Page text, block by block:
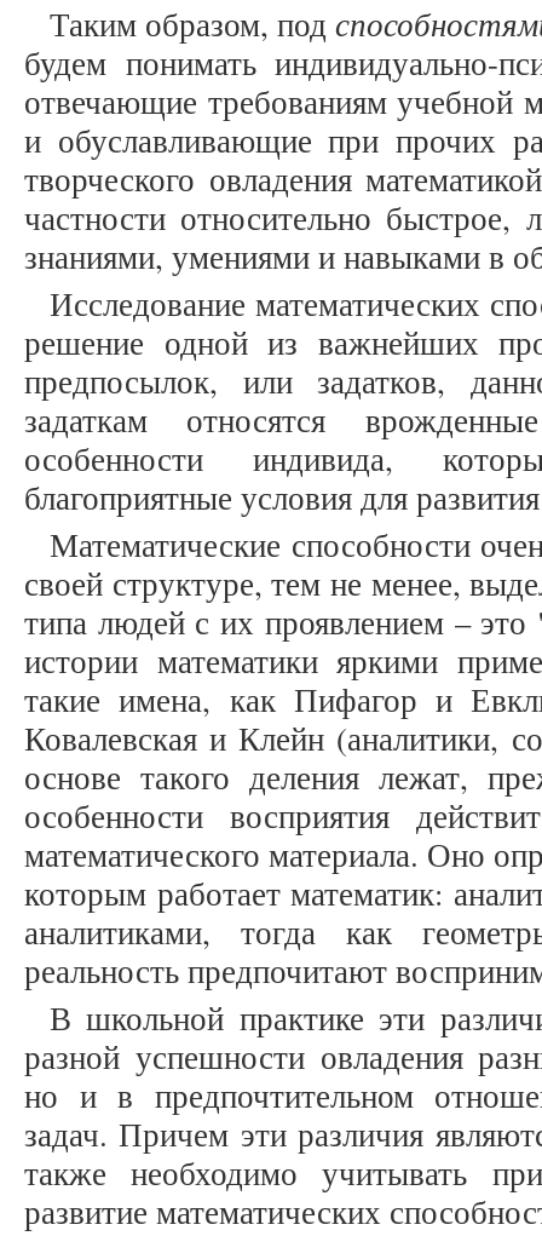
Таким образом, под
будем понимать индивидуально-
отвечающие требованиям учебной
и обуславливающие при прочих
творческого овладения
частности относительно быстрое,
знаниями, умениями и навыками в
Исследование математических
решение одной из важнейших
предпосылок, или задатков,
задаткам относятся
особенности индивида,
благоприятные условия для
Математические способности
своей структуре, тем не менее,
типа людей с их проявлением –
истории математики яркими
такие имена, как Пифагор и
Ковалевская и Клейн (аналитики,
основе такого деления лежат,
особенности восприятия
математического материала. Оно
которым работает математик:
аналитиками, тогда как
реальность предпочитают
В школьной практике эти
разной успешности овладения
но и в предпочтительном
задач. Причем эти различия
также необходимо учитывать
развитие математических